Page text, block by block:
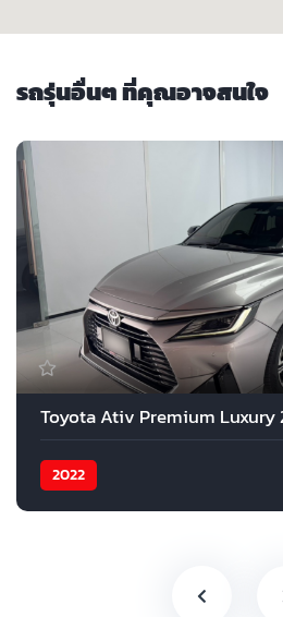
รถรุ่นอื่นๆ ที่คุณอาจสนใจ
Toyota Ativ Premium Luxury
2022